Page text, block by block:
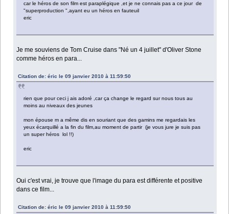
car le héros de son film est paraplégique ,et je ne connais pas a ce jour de
"superproduction ",ayant eu un héros en fauteuil
eric
Je me souviens de Tom Cruise dans "Né un 4 juillet" d'Oliver Stone
comme héros en para...
Citation de: éric le 09 janvier 2010 à 11:59:50
rien que pour ceci j ais adoré ,car ça change le regard sur nous tous au
moins au niveaux des jeunes
mon épouse m a même dis en souriant que des gamins me regardais les
yeux écarquillé a la fin du film,au moment de partir (je vous jure je suis pas
un super héros lol !!)
eric
Oui c'est vrai, je trouve que l'image du para est différente et positive
dans ce film...
Citation de: éric le 09 janvier 2010 à 11:59:50